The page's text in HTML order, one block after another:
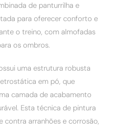
de panturrilha e
para oferecer conforto e
o treino, com almofadas
os ombros.
uma estrutura robusta
em pó, que
camada de acabamento
Esta técnica de pintura
contra arranhões e corrosão,